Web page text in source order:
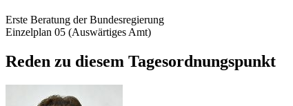
Erste Beratung der Bundesregierung
Einzelplan 05 (Auswärtiges Amt)
Reden zu diesem Tagesordnungspunkt